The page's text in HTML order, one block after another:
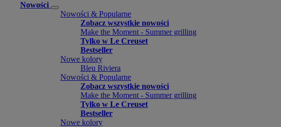
Nowości
Nowości & Popularne
Zobacz wszystkie nowości
Make the Moment - Summer grilling
Tylko w Le Creuset
Bestseller
Nowe kolory
Bleu Riviera
Nowości & Popularne
Zobacz wszystkie nowości
Make the Moment - Summer grilling
Tylko w Le Creuset
Bestseller
Nowe kolory